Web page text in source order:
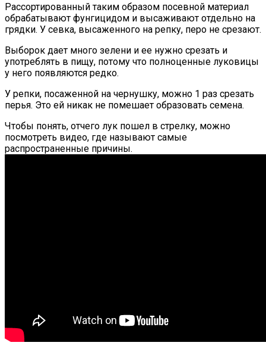
Рассортированный таким образом посевной материал
обрабатывают фунгицидом и высаживают отдельно на
грядки. У севка, высаженного на репку, перо не срезают.
Выборок дает много зелени и ее нужно срезать и
употреблять в пищу, потому что полноценные луковицы
у него появляются редко.
У репки, посаженной на чернушку, можно 1 раз срезать
перья. Это ей никак не помешает образовать семена.
Чтобы понять, отчего лук пошел в стрелку, можно
посмотреть видео, где называют самые
распространенные причины.